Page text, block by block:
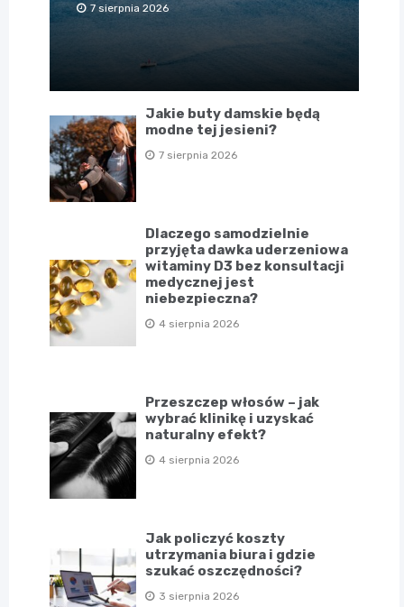
7 sierpnia 2026
Jakie buty damskie będą
modne tej jesieni?
7 sierpnia 2026
Dlaczego samodzielnie
przyjęta dawka uderzeniowa
witaminy D3 bez konsultacji
medycznej jest
niebezpieczna?
4 sierpnia 2026
Przeszczep włosów – jak
wybrać klinikę i uzyskać
naturalny efekt?
4 sierpnia 2026
Jak policzyć koszty
utrzymania biura i gdzie
szukać oszczędności?
3 sierpnia 2026